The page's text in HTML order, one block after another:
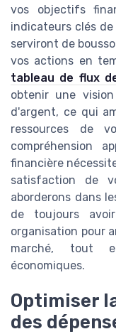
vos objectifs
indicateurs clés
serviront de
vos actions en
tableau de flux
obtenir une
d'argent, ce qui
ressources de
compréhension
financière
satisfaction de
aborderons dans
de toujours
organisation pour
marché, tout
économiques.
Optimiser
des